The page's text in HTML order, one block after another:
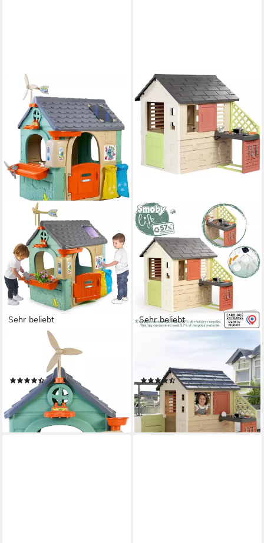
Sehr beliebt
Spielhaus Recycled Eco, Made
(66)
98,48 € UVP169,99 €
-42%
lieferbar - in 2-3 Werktagen bei dir
Sehr beliebt
Spielhaus Smoby Life Natur
mit Küche, Made in Europe
(40)
129,00 € UVP199,99 €
-35%
lieferbar - in 2-3 Werktagen bei dir